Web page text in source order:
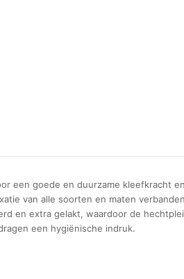
een goede en duurzame kleefkracht
van alle soorten en maten
en extra gelakt, waardoor de
een hygiënische indruk.